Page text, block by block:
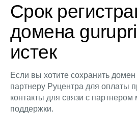
Срок
домена
истек
Если вы хотите сохранить
партнеру Руцентра для оплаты
контакты для связи с
поддержки.